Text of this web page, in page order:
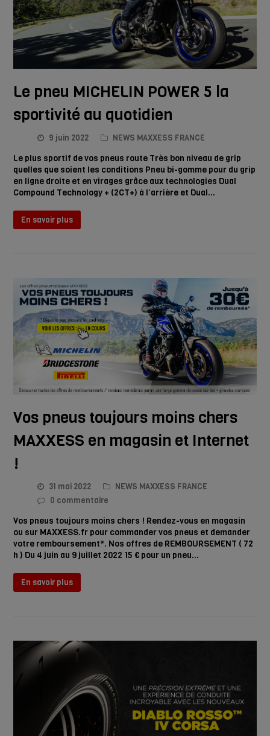
Le pneu MICHELIN POWER 5 la
sportivité au quotidien
9 juin 2022 NEWS MAXXESS FRANCE
Le plus sportif de vos pneus route Très bon niveau de grip
quelles que soient les conditions Pneu bi-gomme pour du grip
en ligne droite et en virages grâce aux technologies Dual
Compound Technology + (2CT+) à l’arrière et Dual…
En savoir plus
Vos pneus toujours moins chers
MAXXESS en magasin et Internet
!
31 mai 2022
NEWS MAXXESS FRANCE
0 commentaire
Vos pneus toujours moins chers ! Rendez-vous en magasin
ou sur MAXXESS.fr pour commander vos pneus et demander
votre remboursement*. Nos offres de REMBOURSEMENT ( 72
h ) Du 4 juin au 9 juillet 2022 15 € pour un pneu…
En savoir plus